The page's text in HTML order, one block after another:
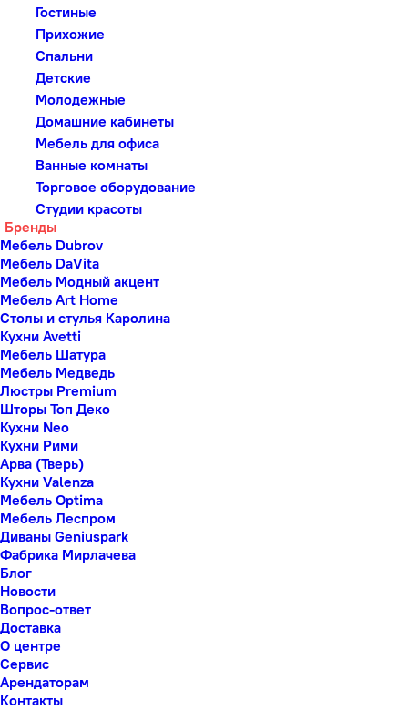
Гостиные
Прихожие
Спальни
Детские
Молодежные
Домашние кабинеты
Мебель для офиса
Ванные комнаты
Торговое оборудование
Студии красоты
Бренды
Мебель Dubrov
Мебель DaVita
Мебель Модный акцент
Мебель Art Home
Столы и стулья Каролина
Кухни Avetti
Мебель Шатура
Мебель Медведь
Люстры Premium
Шторы Топ Деко
Кухни Neo
Кухни Рими
Арва (Тверь)
Кухни Valenza
Мебель Optima
Мебель Леспром
Диваны Geniuspark
Фабрика Мирлачева
Блог
Новости
Вопрос-ответ
Доставка
О центре
Сервис
Арендаторам
Контакты